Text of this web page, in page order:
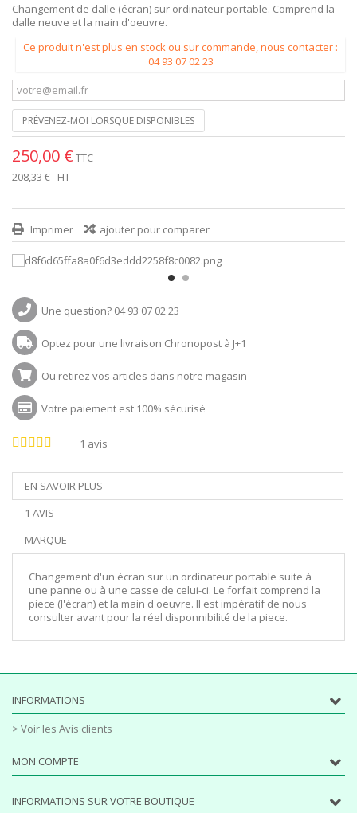
Changement de dalle (écran) sur ordinateur portable. Comprend la
dalle neuve et la main d'oeuvre.
Ce produit n'est plus en stock ou sur commande, nous contacter :
04 93 07 02 23
PRÉVENEZ-MOI LORSQUE DISPONIBLES
250,00 € TTC
208,33 € HT
Imprimer ajouter pour comparer
Une question? 04 93 07 02 23
Optez pour une livraison Chronopost à J+1
Ou retirez vos articles dans notre magasin
Votre paiement est 100% sécurisé
1 avis
EN SAVOIR PLUS
1 AVIS
MARQUE
Changement d'un écran sur un ordinateur portable suite à
une panne ou à une casse de celui-ci. Le forfait comprend la
piece (l'écran) et la main d'oeuvre. Il est impératif de nous
consulter avant pour la réel disponnibilité de la piece.
INFORMATIONS
> Voir les Avis clients
MON COMPTE
INFORMATIONS SUR VOTRE BOUTIQUE